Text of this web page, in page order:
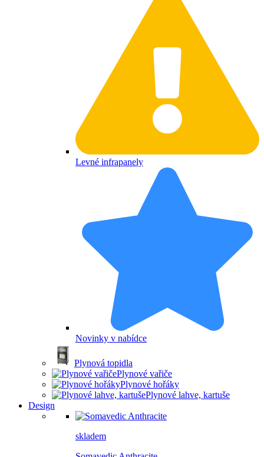
Levné infrapanely
Novinky v nabídce
Plynová topidla
Plynové vařiče
Plynové hořáky
Plynové lahve, kartuše
Design
skladem